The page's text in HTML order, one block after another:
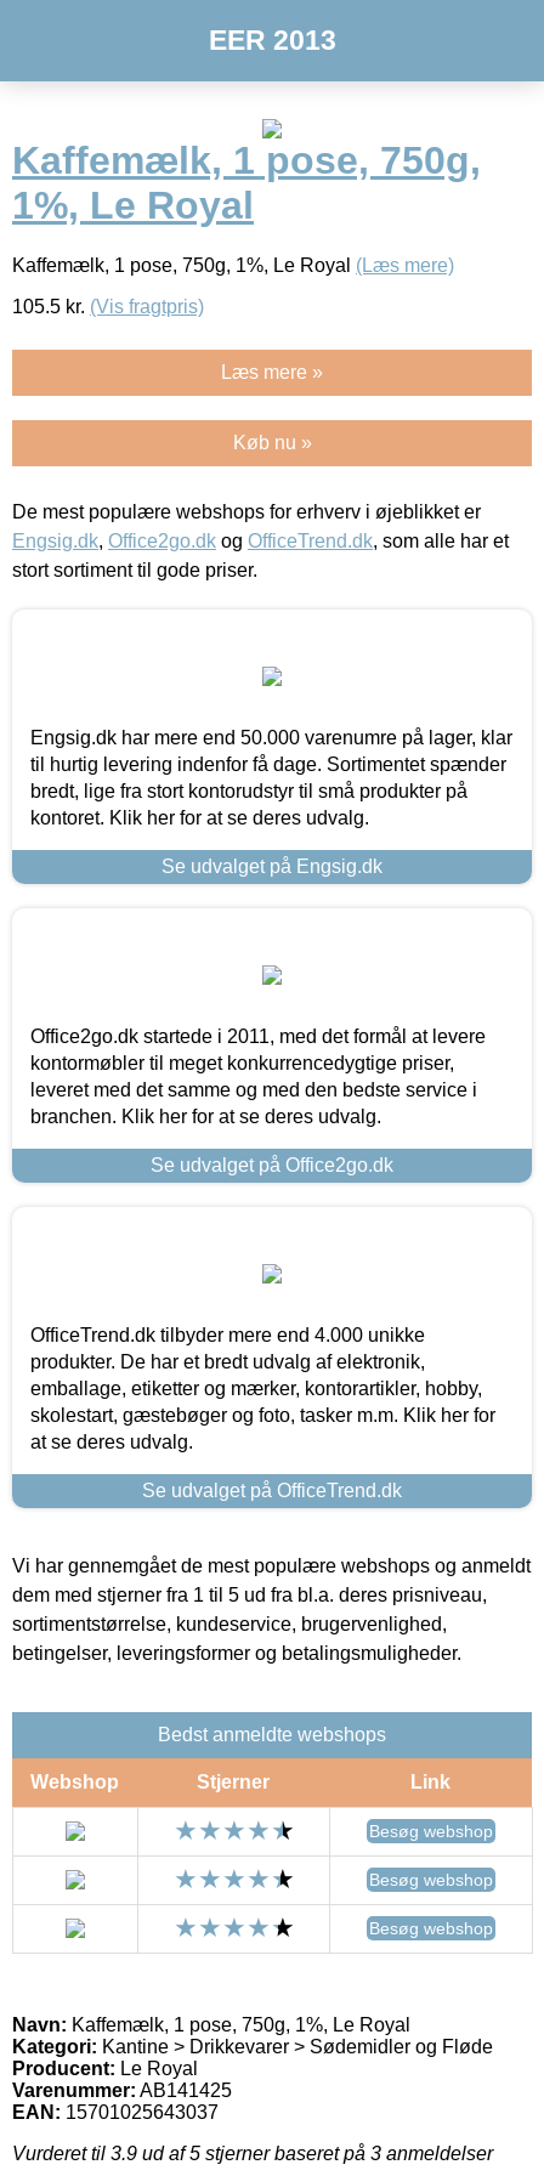
EER 2013
Kaffemælk, 1 pose, 750g,
1%, Le Royal
Kaffemælk, 1 pose, 750g, 1%, Le Royal (Læs mere)
105.5 kr. (Vis fragtpris)
Læs mere »
Køb nu »
De mest populære webshops for erhverv i øjeblikket er
Engsig.dk, Office2go.dk og OfficeTrend.dk, som alle har et
stort sortiment til gode priser.
Engsig.dk har mere end 50.000 varenumre på lager, klar
til hurtig levering indenfor få dage. Sortimentet spænder
bredt, lige fra stort kontorudstyr til små produkter på
kontoret. Klik her for at se deres udvalg.
Se udvalget på Engsig.dk
Office2go.dk startede i 2011, med det formål at levere
kontormøbler til meget konkurrencedygtige priser,
leveret med det samme og med den bedste service i
branchen. Klik her for at se deres udvalg.
Se udvalget på Office2go.dk
OfficeTrend.dk tilbyder mere end 4.000 unikke
produkter. De har et bredt udvalg af elektronik,
emballage, etiketter og mærker, kontorartikler, hobby,
skolestart, gæstebøger og foto, tasker m.m. Klik her for
at se deres udvalg.
Se udvalget på OfficeTrend.dk
Vi har gennemgået de mest populære webshops og anmeldt
dem med stjerner fra 1 til 5 ud fra bl.a. deres prisniveau,
sortimentstørrelse, kundeservice, brugervenlighed,
betingelser, leveringsformer og betalingsmuligheder.
Bedst anmeldte webshops
Webshop Stjerner Link
Besøg webshop
Besøg webshop
Besøg webshop
Navn: Kaffemælk, 1 pose, 750g, 1%, Le Royal
Kategori: Kantine > Drikkevarer > Sødemidler og Fløde
Producent: Le Royal
Varenummer: AB141425
EAN: 15701025643037
Vurderet til 3.9 ud af 5 stjerner baseret på 3 anmeldelser